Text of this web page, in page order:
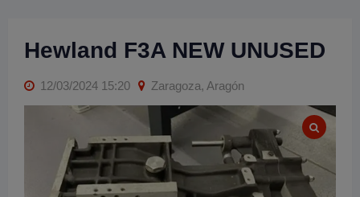
Hewland F3A NEW UNUSED
12/03/2024 15:20 Zaragoza, Aragón